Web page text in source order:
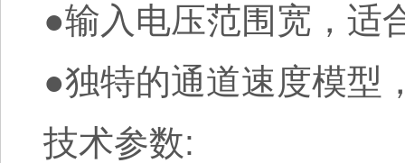
●输入电压范围宽，适
●独特的通道速度模型
技术参数: